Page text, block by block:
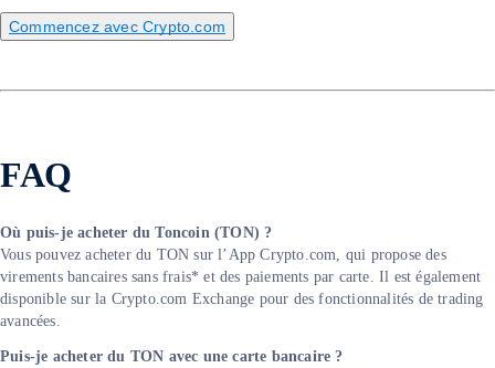
Commencez avec Crypto.com
FAQ
Où puis-je acheter du Toncoin (TON) ?
Vous pouvez acheter du TON sur l’App Crypto.com, qui propose des
virements bancaires sans frais* et des paiements par carte. Il est également
disponible sur la Crypto.com Exchange pour des fonctionnalités de trading
avancées.
Puis-je acheter du TON avec une carte bancaire ?